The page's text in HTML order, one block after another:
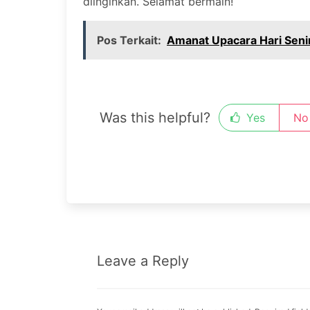
Pos Terkait: Amanat Upacara Hari
Was this helpful? Yes No
Leave a Reply